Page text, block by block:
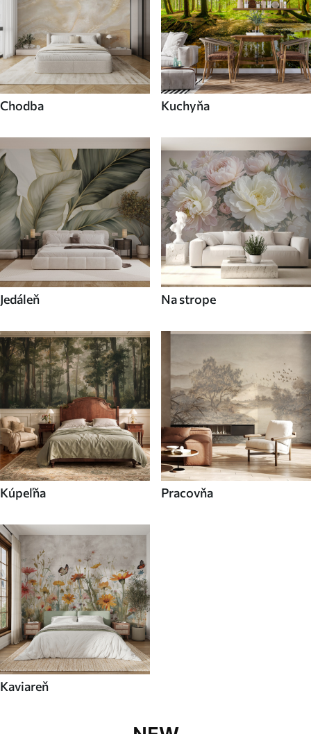
Chodba Kuchyňa
Jedáleň Na strope
Kúpeľňa Pracovňa
Kaviareň